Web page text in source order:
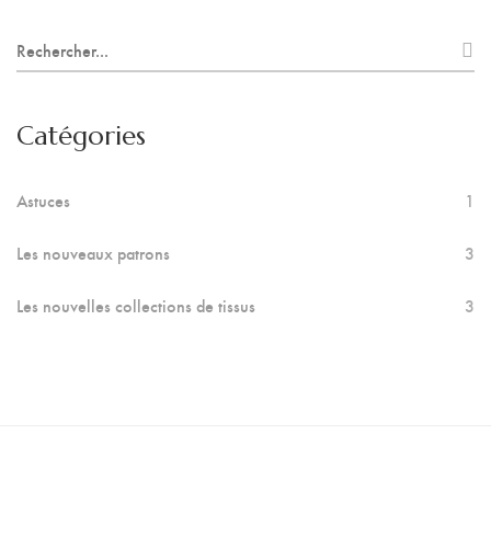
Search
for:
Catégories
Astuces 1
Les nouveaux patrons 3
Les nouvelles collections de tissus 3